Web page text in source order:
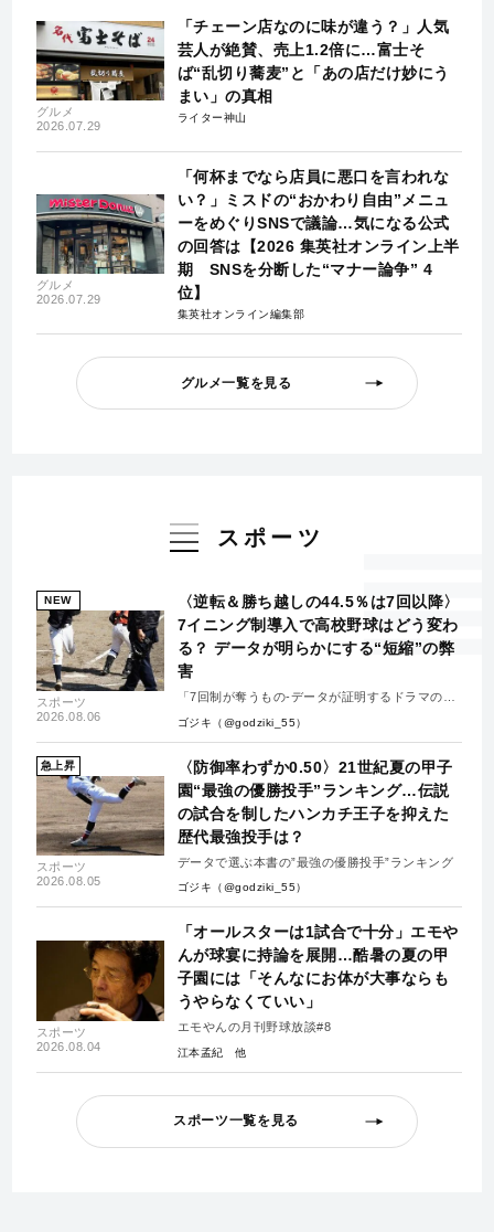
グルメ
2026.07.29
「チェーン店なのに味が違う？」人気
芸人が絶賛、売上1.2倍に…富士そ
ば“乱切り蕎麦”と「あの店だけ妙にう
まい」の真相
ライター神山
グルメ
2026.07.29
「何杯までなら店員に悪口を言われな
い？」ミスドの“おかわり自由”メニュ
ーをめぐりSNSで議論…気になる公式
の回答は【2026 集英社オンライン上半
期 SNSを分断した“マナー論争” 4
位】
集英社オンライン編集部
グルメ一覧を見る
スポーツ
NEW
スポーツ
2026.08.06
〈逆転＆勝ち越しの44.5％は7回以降〉
7イニング制導入で高校野球はどう変わ
る？ データが明らかにする“短縮”の弊
害
「7回制が奪うもの-データが証明するドラマの消
失-」
ゴジキ（@godziki_55）
急上昇
スポーツ
2026.08.05
〈防御率わずか0.50〉21世紀夏の甲子
園“最強の優勝投手”ランキング…伝説
の試合を制したハンカチ王子を抑えた
歴代最強投手は？
データで選ぶ本書の”最強の優勝投手”ランキング
ゴジキ（@godziki_55）
スポーツ
2026.08.04
「オールスターは1試合で十分」エモや
んが球宴に持論を展開…酷暑の夏の甲
子園には「そんなにお体が大事ならも
うやらなくていい」
エモやんの月刊野球放談#8
江本孟紀
スポーツ一覧を見る